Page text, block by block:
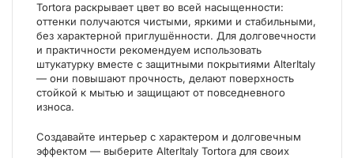
Tortora раскрывает цвет во всей насыщенности:
оттенки получаются чистыми, яркими и стабильными,
без характерной приглушённости. Для долговечности
и практичности рекомендуем использовать
штукатурку вместе с защитными покрытиями AlterItaly
— они повышают прочность, делают поверхность
стойкой к мытью и защищают от повседневного
износа.
Создавайте интерьер с характером и долговечным
эффектом — выберите AlterItaly Tortora для своих